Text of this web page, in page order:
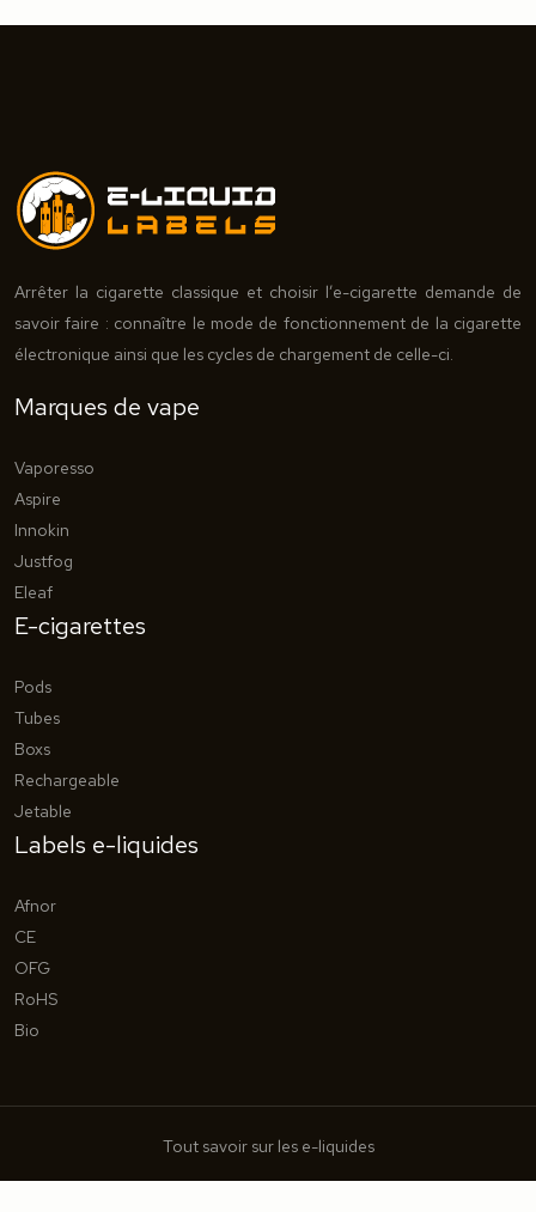
Arrêter la cigarette classique et choisir l’e-cigarette demande de
savoir faire : connaître le mode de fonctionnement de la cigarette
électronique ainsi que les cycles de chargement de celle-ci.
Marques de vape
Vaporesso
Aspire
Innokin
Justfog
Eleaf
E-cigarettes
Pods
Tubes
Boxs
Rechargeable
Jetable
Labels e-liquides
Afnor
CE
OFG
RoHS
Bio
Tout savoir sur les e-liquides